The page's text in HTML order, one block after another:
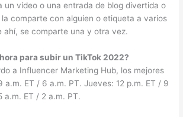
un vídeo o una entrada de blog divertida o
comparte con alguien o etiqueta a varios
ahí, se comparte una y otra vez.
para subir un TikTok 2022?
a Influencer Marketing Hub, los mejores
a.m. ET / 6 a.m. PT. Jueves: 12 p.m. ET / 9
a.m. ET / 2 a.m. PT.